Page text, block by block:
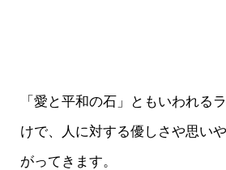
「愛と平和の石」ともいわれる
けで、人に対する優しさや思い
がってきます。